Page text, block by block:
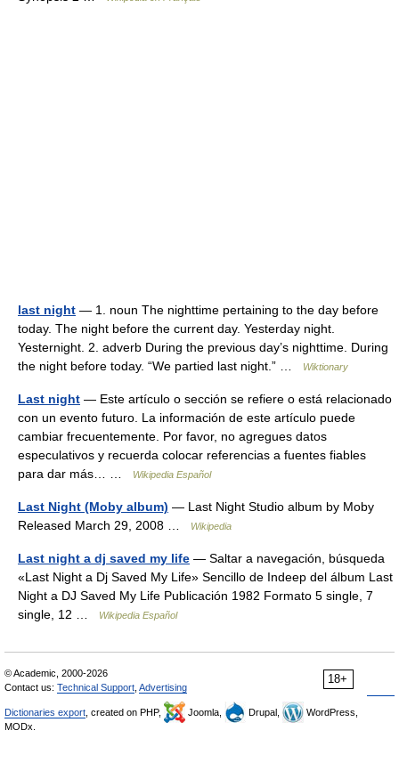
last night — 1. noun The nighttime pertaining to the day before
today. The night before the current day. Yesterday night.
Yesternight. 2. adverb During the previous day’s nighttime. During
the night before today. “We partied last night.” …
Wiktionary
Last night — Este artículo o sección se refiere o está relacionado
con un evento futuro. La información de este artículo puede
cambiar frecuentemente. Por favor, no agregues datos
especulativos y recuerda colocar referencias a fuentes fiables
para dar más… …
Wikipedia Español
Last Night (Moby album) — Last Night Studio album by Moby
Released March 29, 2008 …
Wikipedia
Last night a dj saved my life — Saltar a navegación, búsqueda
«Last Night a Dj Saved My Life» Sencillo de Indeep del álbum Last
Night a DJ Saved My Life Publicación 1982 Formato 5 single, 7
single, 12 …
Wikipedia Español
18+
© Academic, 2000-2026
Contact us: Technical Support Advertising
Dictionaries export , created on PHP, Joomla, Drupal,
WordPress,
MODx.